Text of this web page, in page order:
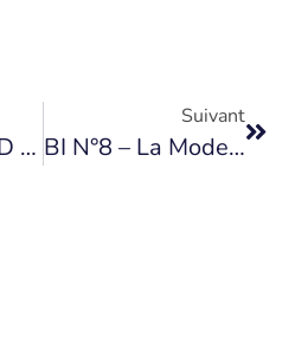
BI N°6 – EHPAD De Couhé
Suivant
BI N°8 – La Modernisation De L’EHPAD, Facteur De Lien Social